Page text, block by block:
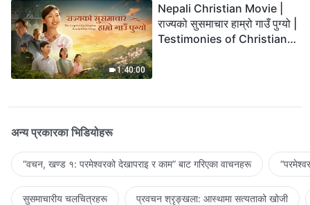
1:40:00
Nepali Christian Movie |
राज्यको सुसमाचार हाम्रो गाउँ पुग्यो |
Testimonies of Christians
अन्य प्रकारका भिडियोहरू
“वचन, खण्ड १: परमेश्‍वरको देखापराइ र काम” बाट गरिएका वाचनहरू
सुसमाचारीय चलचित्रहरू प्रवचन श्रृङ्खला: आस्थामा सत्यताको खोजी